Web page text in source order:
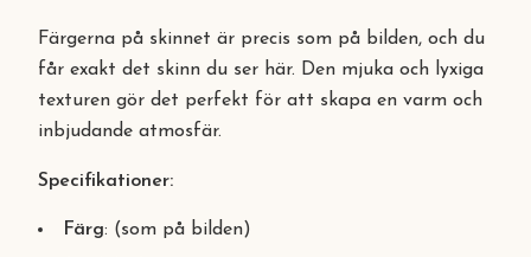
Färgerna på skinnet är precis som på bilden, och du
får exakt det skinn du ser här. Den mjuka och lyxiga
texturen gör det perfekt för att skapa en varm och
inbjudande atmosfär.
Specifikationer:
Färg: (som på bilden)